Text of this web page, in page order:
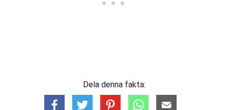
Dela denna fakta: